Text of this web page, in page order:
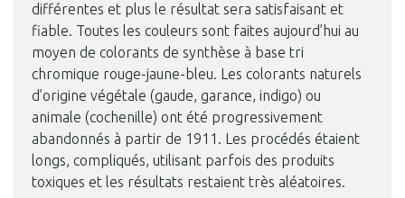
Photo © Mobilier national, Thibaut Chapotot
différentes et plus le résultat sera satisfaisant et
fiable. Toutes les couleurs sont faites aujourd’hui au
moyen de colorants de synthèse à base tri
chromique rouge-jaune-bleu. Les colorants naturels
d’origine végétale (gaude, garance, indigo) ou
animale (cochenille) ont été progressivement
abandonnés à partir de 1911. Les procédés étaient
longs, compliqués, utilisant parfois des produits
toxiques et les résultats restaient très aléatoires.